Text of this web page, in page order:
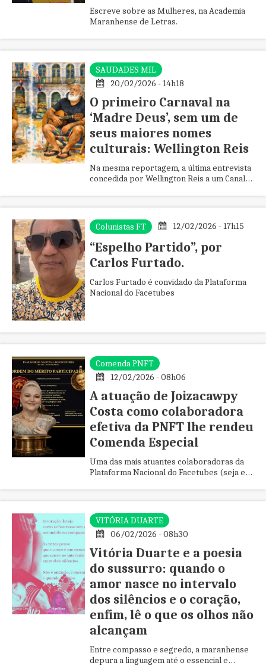
Escreve sobre as Mulheres, na Academia
Maranhense de Letras.
SAUDADES MIL
20/02/2026 - 14h18
O primeiro Carnaval na
‘Madre Deus’, sem um de
seus maiores nomes
culturais: Wellington Reis
Na mesma reportagem, a última entrevista
concedida por Wellington Reis a um Canal
Colunistas FT 12/02/2026 - 17h15
“Espelho Partido”, por
Carlos Furtado.
Carlos Furtado é convidado da Plataforma
Nacional do Facetubes
Comenda PNFT
12/02/2026 - 08h06
A atuação de Joizacawpy
Costa como colaboradora
efetiva da PNFT lhe rendeu
Comenda Especial
Uma das mais atuantes colaboradoras da
Plataforma Nacional do Facetubes (seja em
sempre atualizou a Plataforma com
matérias/textos/entrevista de um bom
nível cultural.
VITÓRIA DUARTE
06/02/2026 - 08h30
Vitória Duarte e a poesia
do sussurro: quando o
amor nasce no intervalo
dos silêncios e o coração,
enfim, lê o que os olhos não
alcançam
Entre compasso e segredo, a maranhense
depura a linguagem até o essencial e